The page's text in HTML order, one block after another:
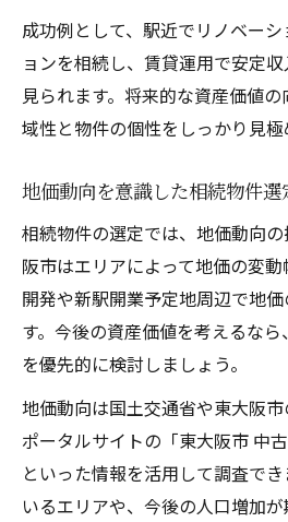
成功例として、駅近でリノベー
ョンを相続し、賃貸運用で安定
見られます。将来的な資産価値
域性と物件の個性をしっかり見極
地価動向を意識した相続物件選
相続物件の選定では、地価動向
阪市はエリアによって地価の変
開発や新駅開業予定地周辺で地
す。今後の資産価値を考えるな
を優先的に検討しましょう。
地価動向は国土交通省や東大阪
ポータルサイトの「東大阪市 中
といった情報を活用して調査で
いるエリアや、今後の人口増加